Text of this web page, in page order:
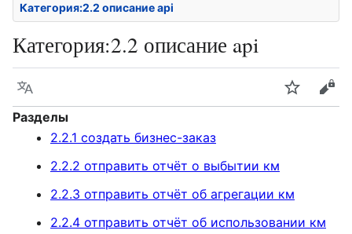
Категория:2.2 описание api
Категория:2.2 описание api
Язык Следить
Разделы
2.2.1 создать бизнес-заказ
2.2.2 отправить отчёт о выбытии км
2.2.3 отправить отчёт об агрегации км
2.2.4 отправить отчёт об использовании км